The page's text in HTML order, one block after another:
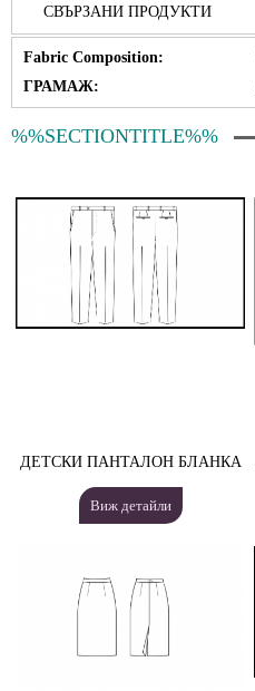
СВЪРЗАНИ ПРОДУКТИ
Fabric Composition:
ГРАМАЖ:
%%SECTIONTITLE%%
ДЕТСКИ ПАНТАЛОН БЛАНКА
Виж детайли